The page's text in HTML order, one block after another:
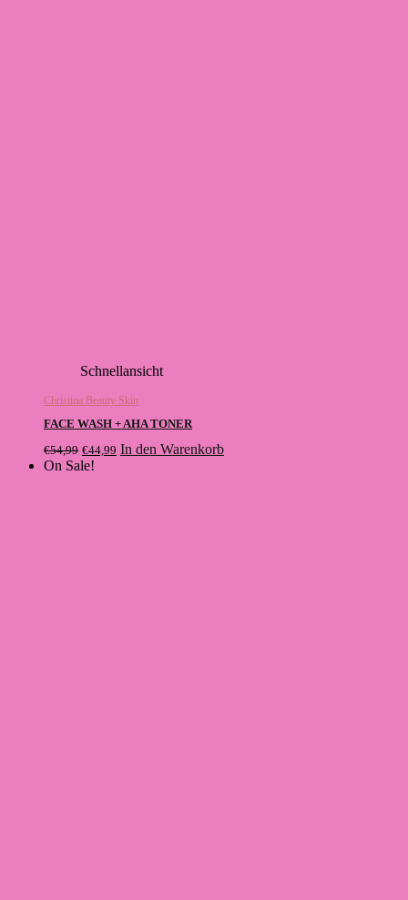
Schnellansicht
Christina Beauty Skin
FACE WASH + AHA TONER
€54,99 Ursprünglicher
Preis
€44,99 Aktueller
In den Warenkorb
On Sale!